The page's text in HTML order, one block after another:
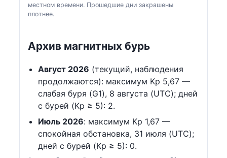
местном времени. Прошедшие дни закрашены
плотнее.
Архив магнитных бурь
Август 2026 (текущий, наблюдения
продолжаются): максимум Kp 5,67 —
слабая буря (G1), 8 августа (UTC); дней
с бурей (Kp ≥ 5): 2.
Июль 2026: максимум Kp 1,67 —
спокойная обстановка, 31 июля (UTC);
дней с бурей (Kp ≥ 5): 0.